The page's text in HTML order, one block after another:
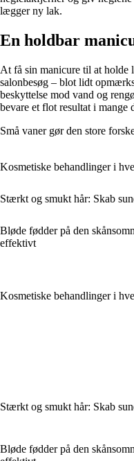
lægger ny lak.
En holdbar
At få sin manicure til at
salonbesøg – blot lidt
beskyttelse mod vand og
bevare et flot resultat i mange
Små vaner gør den store
Kosmetiske behandlinger i
Stærkt og smukt hår: Skab
Bløde fødder på den
effektivt
Kosmetiske behandlinger i
Stærkt og smukt hår: Skab
Bløde fødder på den